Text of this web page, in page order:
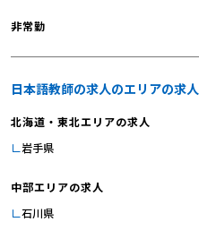
非常勤
日本語教師の求人のエリアの求人
北海道・東北エリアの求人
岩手県
中部エリアの求人
石川県